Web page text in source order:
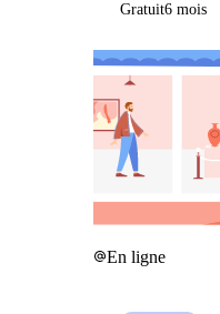
Gratuit6 mois
En ligne